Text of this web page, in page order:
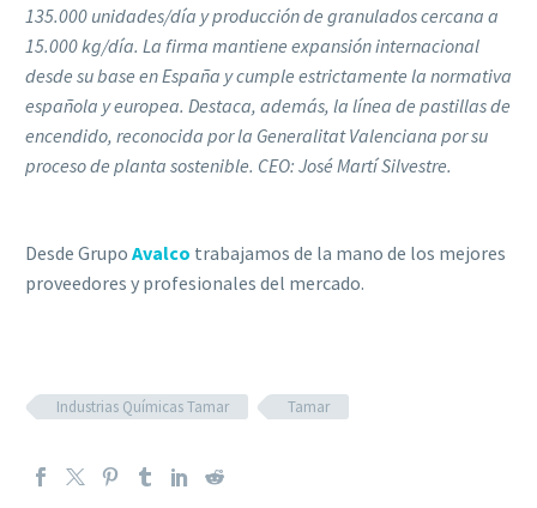
135.000 unidades/día y producción de granulados cercana a
15.000 kg/día. La firma mantiene expansión internacional
desde su base en España y cumple estrictamente la normativa
española y europea. Destaca, además, la línea de pastillas de
encendido, reconocida por la Generalitat Valenciana por su
proceso de planta sostenible. CEO: José Martí Silvestre.
Desde Grupo Avalco trabajamos de la mano de los mejores
proveedores y profesionales del mercado.
Industrias Químicas Tamar Tamar